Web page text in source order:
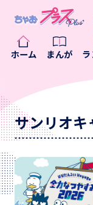
ホーム まんが
サンリオキ